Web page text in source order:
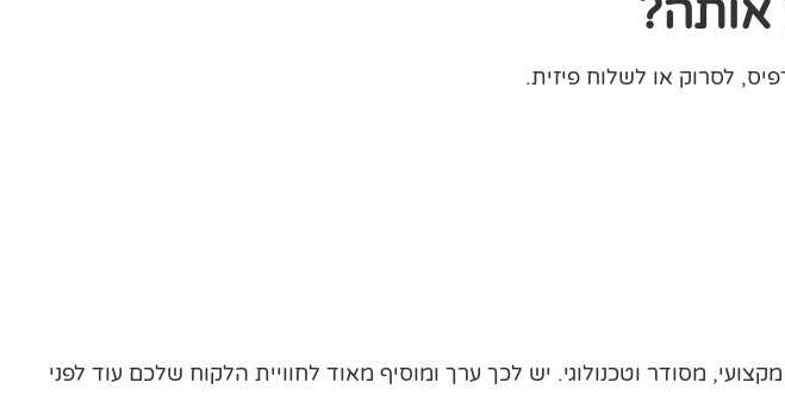
אותה?
לסרוק או לשלוח פיזית.
מסודר וטכנולוגי. יש לכך ערך ומוסיף מאוד לחוויית הלקוח שלכם עוד לפני